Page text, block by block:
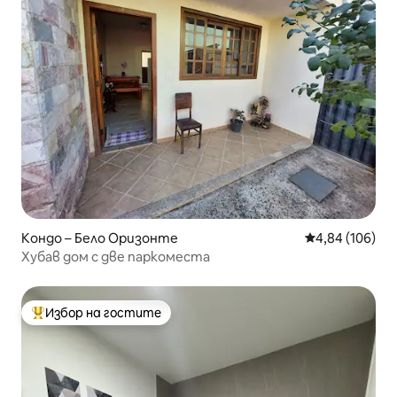
Кондо – Бело Оризонте Средна
4,84 (106)
Хубав дом с две паркоместа
Най-популярен избор на гостите
Избор на гостите